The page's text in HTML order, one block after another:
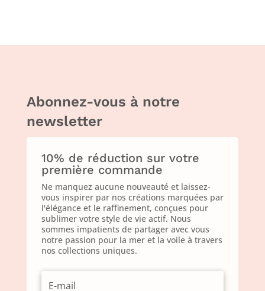
Abonnez-vous à notre
newsletter
10% de réduction sur votre
première commande
Ne manquez aucune nouveauté et laissez-
vous inspirer par nos créations marquées par
l'élégance et le raffinement, conçues pour
sublimer votre style de vie actif. Nous
sommes impatients de partager avec vous
notre passion pour la mer et la voile à travers
nos collections uniques.